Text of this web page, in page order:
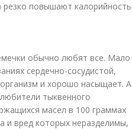
повышают калорийность
обычно любят все. Мало
сердечно-сосудистой,
и хорошо насыщает. А
тыквенного
масел в 100 граммах
и вред которых неразделимы,